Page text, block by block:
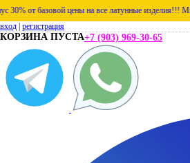
цены на все латунные изделия!!! Минус 30%
вход регистрация
КОРЗИНА ПУСТА+7 (903) 969-30-65